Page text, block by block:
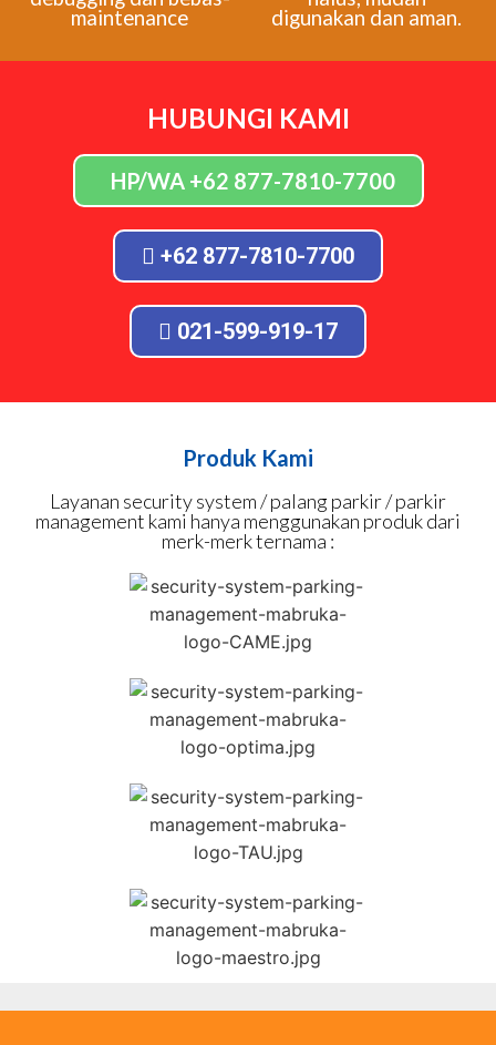
maintenance
digunakan dan aman.
HUBUNGI KAMI
HP/WA +62 877-7810-7700
+62 877-7810-7700
021-599-919-17
Produk Kami
Layanan security system / palang parkir / parkir
management kami hanya menggunakan produk dari
merk-merk ternama :